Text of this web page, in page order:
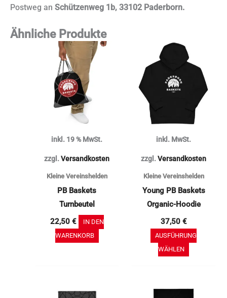
Postweg an Schützenweg 1b, 33102 Paderborn.
Ähnliche Produkte
inkl. 19 % MwSt.
zzgl.Versandkosten
Kleine Vereinshelden
PB Baskets
Turnbeutel
22,50 €
IN DEN
WARENKORB
inkl. MwSt.
zzgl.Versandkosten
Kleine Vereinshelden
Young PB Baskets
Organic-Hoodie
37,50 €
AUSFÜHRUNG
WÄHLEN
Produkt
weist
mehrere
Varianten
auf.
Optionen
können
Dieses
Dieses